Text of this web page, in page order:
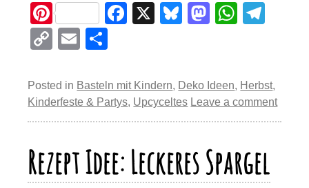
Pi
nt
er
e
st
F
e
b
o
o
k
X
Bl
sk
y
M
o
d
o
n
W
s
A
p
p
gr
a
m
C
p
y
Li
n
k
E
ail e
n
Posted in Basteln mit Kindern, Deko Ideen, Herbst,
Kinderfeste & Partys, Upcyceltes Leave a comment
Rezept Idee: Leckeres Spargel